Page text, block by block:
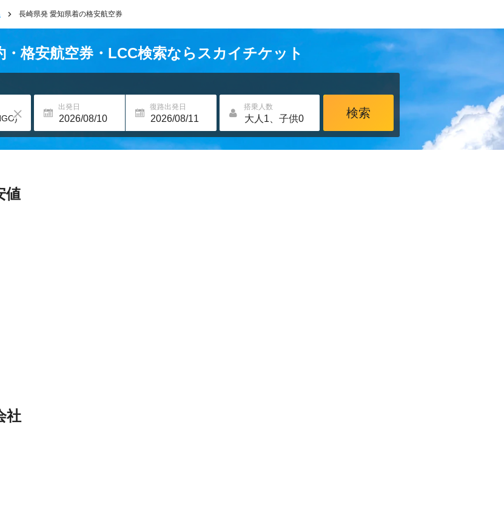
長崎県発 愛知県着の格安航空券
格安航空券・LCC検索ならスカイチケット
出発日 復路出発日 搭乗人数 検索
値
社